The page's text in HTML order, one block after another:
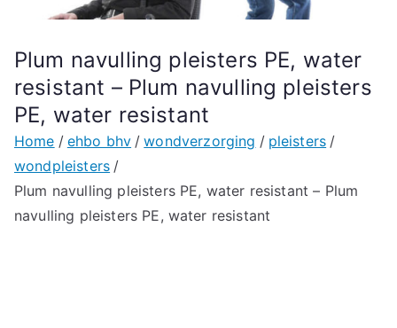
Plum navulling pleisters PE, water
resistant – Plum navulling pleisters
PE, water resistant
Home ehbo bhv wondverzorging
pleisters
wondpleisters
Plum navulling pleisters PE, water resistant – Plum
navulling pleisters PE, water resistant